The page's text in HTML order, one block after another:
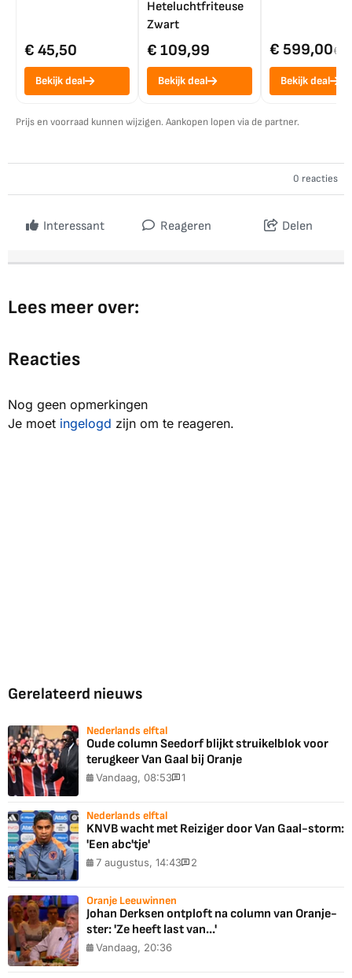
€ 45,50
Bekijk deal
Heteluchtfriteuse
Zwart
€ 109,99
Bekijk deal
€ 599,00€
Bekijk deal
Prijs en voorraad kunnen wijzigen. Aankopen lopen via de partner.
0 reacties
Interessant Reageren Delen
Lees meer over:
Reacties
Nog geen opmerkingen
Je moet ingelogd zijn om te reageren.
Gerelateerd nieuws
Nederlands elftal
Oude column Seedorf blijkt struikelblok voor
terugkeer Van Gaal bij Oranje
Vandaag, 08:53 1
Nederlands elftal
KNVB wacht met Reiziger door Van Gaal-storm:
'Een abc'tje'
7 augustus, 14:43 2
Oranje Leeuwinnen
Johan Derksen ontploft na column van Oranje-
ster: 'Ze heeft last van...'
Vandaag, 20:36